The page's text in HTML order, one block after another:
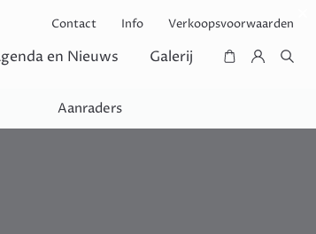
Contact Info Verkoopsvoorwaarden
en Nieuws Galerij
Aanraders